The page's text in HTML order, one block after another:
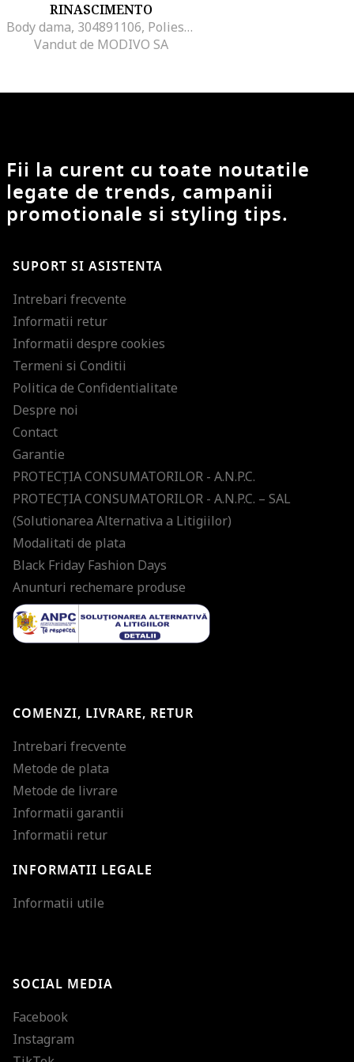
RINASCIMENTO
Body dama, 304891106, Poliester, Negru, Negru
Vandut de MODIVO SA
Fii la curent cu toate noutatile
legate de trends, campanii
promotionale si styling tips.
SUPORT SI ASISTENTA
Intrebari frecvente
Informatii retur
Informatii despre cookies
Termeni si Conditii
Politica de Confidentialitate
Despre noi
Contact
Garantie
PROTECŢIA CONSUMATORILOR - A.N.P.C.
PROTECŢIA CONSUMATORILOR - A.N.P.C. – SAL
(Solutionarea Alternativa a Litigiilor)
Modalitati de plata
Black Friday Fashion Days
Anunturi rechemare produse
COMENZI, LIVRARE, RETUR
Intrebari frecvente
Metode de plata
Metode de livrare
Informatii garantii
Informatii retur
INFORMATII LEGALE
Informatii utile
SOCIAL MEDIA
Facebook
Instagram